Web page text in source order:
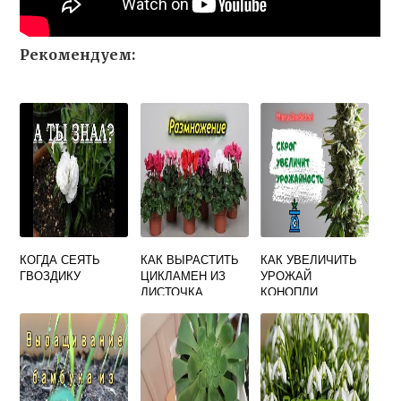
Рекомендуем:
КОГДА СЕЯТЬ
ГВОЗДИКУ
КАК ВЫРАСТИТЬ
ЦИКЛАМЕН ИЗ
ЛИСТОЧКА
КАК УВЕЛИЧИТЬ
УРОЖАЙ
КОНОПЛИ